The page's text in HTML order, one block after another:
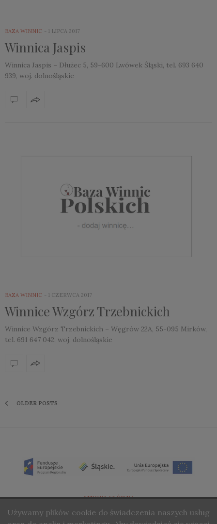
BAZA WINNIC 1 LIPCA 2017
Winnica Jaspis
Winnica Jaspis – Dłużec 5, 59-600 Lwówek Śląski, tel. 693 640
939, woj. dolnośląskie
BAZA WINNIC 1 CZERWCA 2017
Winnice Wzgórz Trzebnickich
Winnice Wzgórz Trzebnickich – Węgrów 22A, 55-095 Mirków,
tel. 691 647 042, woj. dolnośląskie
OLDER POSTS
STRONA GŁÓWNA
O NAS
Używamy plików cookie do świadczenia naszych usług